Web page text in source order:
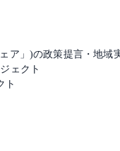
ア」)の政策提言・地域
ェクト
ト